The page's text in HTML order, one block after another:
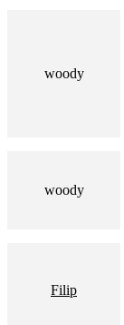
woody
woody
Filip